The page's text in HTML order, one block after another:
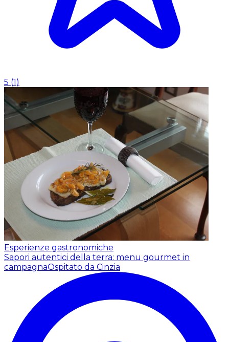
5 (1)
Esperienze gastronomiche
Sapori autentici della terra: menu gourmet in
campagnaOspitato da Cinzia